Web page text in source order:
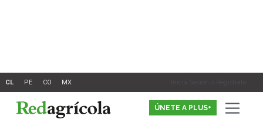
Inicia Sesión o Registrate
ÚNETE A PLUS+